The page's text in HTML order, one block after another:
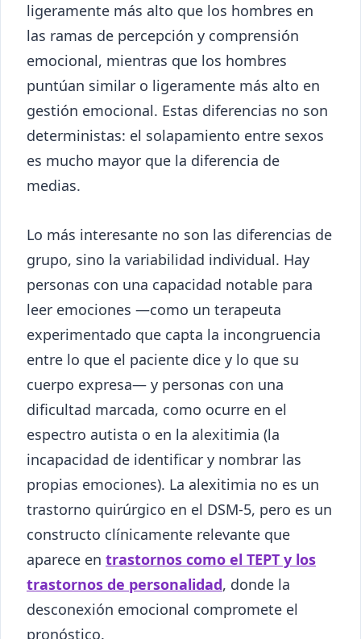
ligeramente más alto que los hombres en
las ramas de percepción y comprensión
emocional, mientras que los hombres
puntúan similar o ligeramente más alto en
gestión emocional. Estas diferencias no son
deterministas: el solapamiento entre sexos
es mucho mayor que la diferencia de
medias.
Lo más interesante no son las diferencias de
grupo, sino la variabilidad individual. Hay
personas con una capacidad notable para
leer emociones —como un terapeuta
experimentado que capta la incongruencia
entre lo que el paciente dice y lo que su
cuerpo expresa— y personas con una
dificultad marcada, como ocurre en el
espectro autista o en la alexitimia (la
incapacidad de identificar y nombrar las
propias emociones). La alexitimia no es un
trastorno quirúrgico en el DSM-5, pero es un
constructo clínicamente relevante que
aparece en trastornos como el TEPT y los
trastornos de personalidad, donde la
desconexión emocional compromete el
pronóstico.